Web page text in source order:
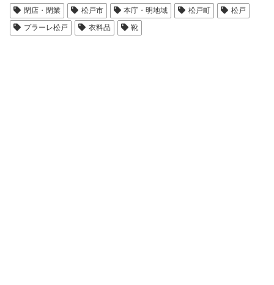
閉店・閉業 松戸市 本庁・明地域 松戸町
松戸
プラーレ松戸
衣料品 靴